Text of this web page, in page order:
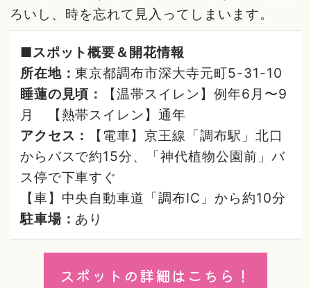
ろいし、時を忘れて見入ってしまいます。
■スポット概要＆開花情報
所在地：東京都調布市深大寺元町5-31-10
睡蓮の見頃：
【温帯スイレン】例年6月〜9
月 【熱帯スイレン】通年
アクセス：
【電車】京王線「調布駅」北口
からバスで約15分、「神代植物公園前」バ
ス停で下車すぐ
【車】中央自動車道「調布IC」から約10分
駐車場： あり
スポットの詳細はこちら！